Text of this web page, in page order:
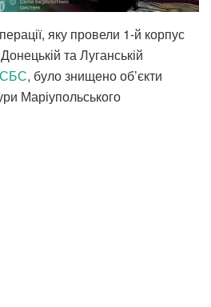
яку провели 1-й корпус
та Луганській
СБС, було знищено об’єкти
Маріупольського